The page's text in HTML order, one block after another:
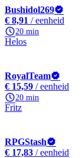
Bushidol269
€ 8,91 / eenheid
20 min
Helos
RoyalTeam
€ 15,59 / eenheid
20 min
Fritz
RPGStash
€ 17,83 / eenheid